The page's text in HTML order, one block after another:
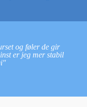
og føler de gir
er jeg mer stabil